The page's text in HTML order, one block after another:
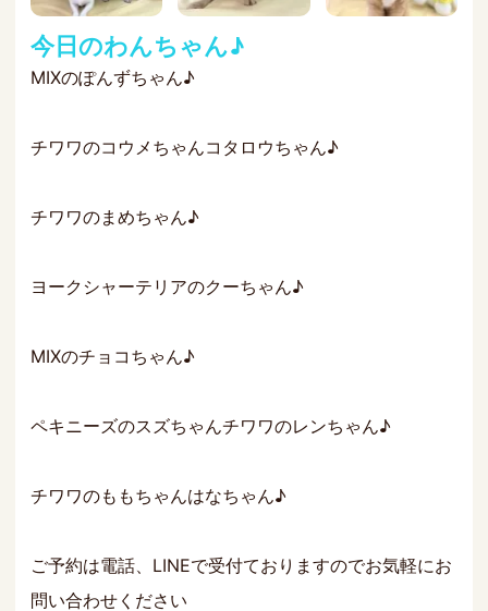
今日のわんちゃん♪
MIXのぽんずちゃん♪
チワワのコウメちゃんコタロウちゃん♪
チワワのまめちゃん♪
ヨークシャーテリアのクーちゃん♪
MIXのチョコちゃん♪
ペキニーズのスズちゃんチワワのレンちゃん♪
チワワのももちゃんはなちゃん♪
ご予約は電話、LINEで受付ておりますのでお気軽にお
問い合わせください